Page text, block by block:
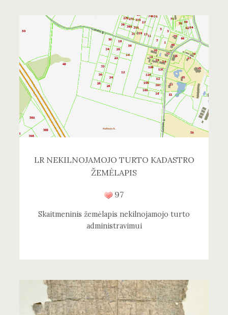
LR NEKILNOJAMOJO TURTO KADASTRO
ŽEMĖLAPIS
97
Skaitmeninis žemėlapis nekilnojamojo turto
administravimui